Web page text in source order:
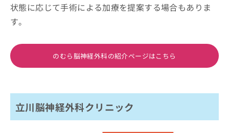
状態に応じて手術による加療を提案する場合もありま
す。
のむら脳神経外科の紹介ページはこちら
立川脳神経外科クリニック